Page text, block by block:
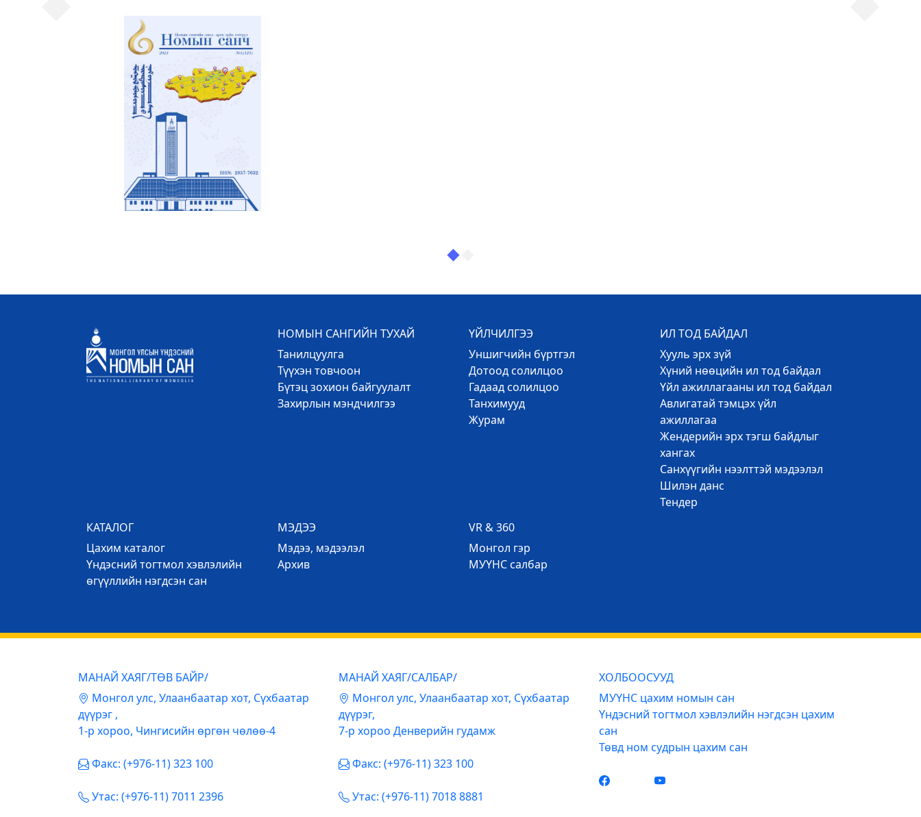
НОМЫН САНГИЙН ТУХАЙ
Танилцуулга
Түүхэн товчоон
Бүтэц зохион байгуулалт
Захирлын мэндчилгээ
ҮЙЛЧИЛГЭЭ
Уншигчийн бүртгэл
Дотоод солилцоо
Гадаад солилцоо
Танхимууд
Журам
ИЛ ТОД БАЙДАЛ
Хууль эрх зүй
Хүний нөөцийн ил тод байдал
Үйл ажиллагааны ил тод байдал
Авлигатай тэмцэх үйл
ажиллагаа
Жендерийн эрх тэгш байдлыг
хангах
Санхүүгийн нээлттэй мэдээлэл
Шилэн данс
Тендер
КАТАЛОГ
Цахим каталог
Үндэсний тогтмол хэвлэлийн
өгүүллийн нэгдсэн сан
МЭДЭЭ
Mэдээ, мэдээлэл
Архив
VR & 360
Mонгол гэр
МУҮНС салбар
МАНАЙ ХАЯГ/ТӨВ БАЙР/
Mонгол улс, Улаанбаатар хот, Сүхбаатар
дүүрэг ,
1-р хороо, Чингисийн өргөн чөлөө-4
Факс: (+976-11) 323 100
Утас: (+976-11) 7011 2396
МАНАЙ ХАЯГ/САЛБАР/
Mонгол улс, Улаанбаатар хот, Сүхбаатар
дүүрэг,
7-р хороо Денверийн гудамж
Факс: (+976-11) 323 100
Утас: (+976-11) 7018 8881
ХОЛБООСУУД
МУҮНС цахим номын сан
Үндэсний тогтмол хэвлэлийн нэгдсэн цахим
сан
Төвд ном судрын цахим сан